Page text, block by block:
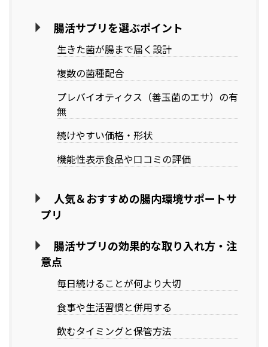
腸活サプリを選ぶポイント
生きた菌が腸まで届く設計
複数の菌種配合
プレバイオティクス（善玉菌のエサ）の有
無
続けやすい価格・形状
機能性表示食品や口コミの評価
人気＆おすすめの腸内環境サポートサ
プリ
腸活サプリの効果的な取り入れ方・注
意点
毎日続けることが何より大切
食事や生活習慣と併用する
飲むタイミングと保管方法